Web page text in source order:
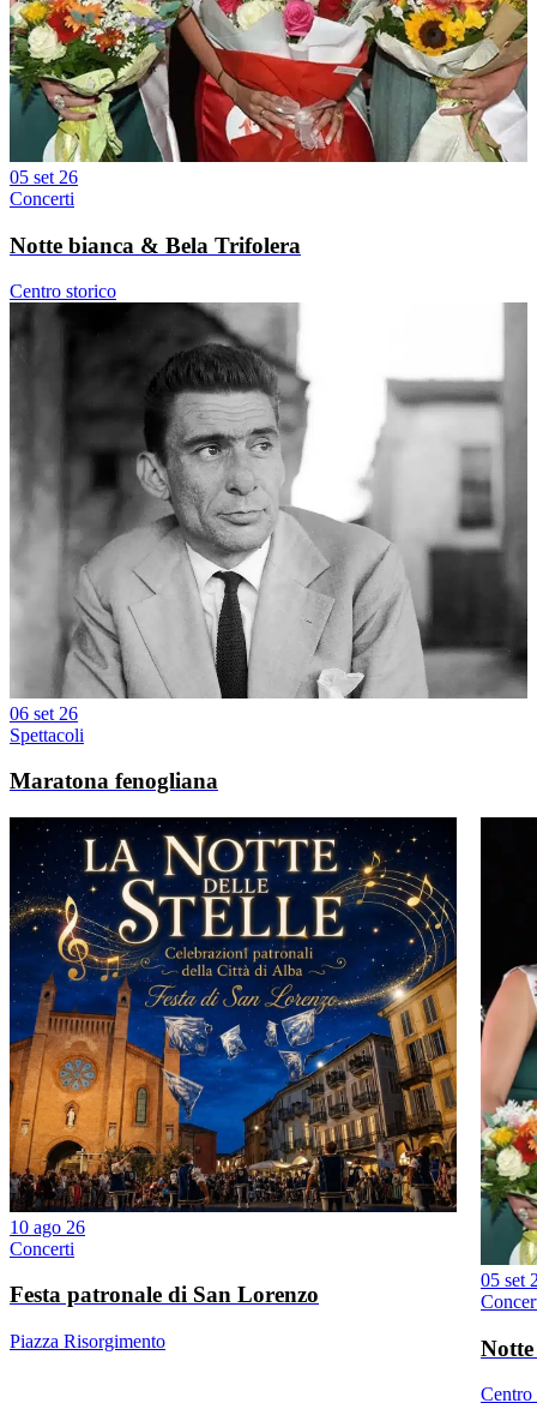
05 set 26
Concerti
Notte bianca & Bela Trifolera
Centro storico
06 set 26
Spettacoli
Maratona fenogliana
10 ago 26
Concerti
Festa patronale di San Lorenzo
Piazza Risorgimento
05 set
Centro